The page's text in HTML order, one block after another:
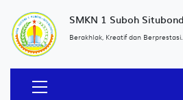
SMKN 1 Suboh
Berakhlak, Kreatif dan Berprestasi.